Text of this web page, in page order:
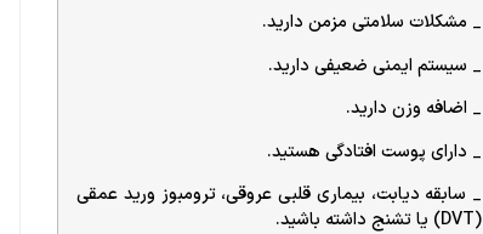
_ مشکلات سلامتی مزمن دارید.
_ سیستم ایمنی ضعیفی دارید.
_ اضافه وزن دارید.
_ دارای پوست افتادگی هستید.
_ سابقه دیابت، بیماری قلبی عروقی، ترومبوز ورید عمقی
(DVT) یا تشنج داشته باشید.